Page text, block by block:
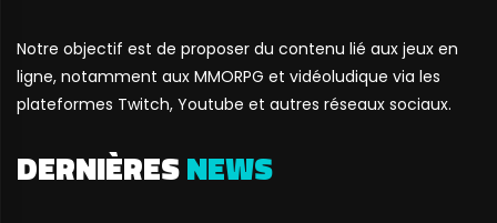
Notre objectif est de proposer du contenu lié aux jeux en
ligne, notamment aux MMORPG et vidéoludique via les
plateformes Twitch, Youtube et autres réseaux sociaux.
DERNIÈRESNEWS